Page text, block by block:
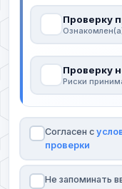
Проверку
Проверку
Риски
Согласен с
проверки
Не запоминать